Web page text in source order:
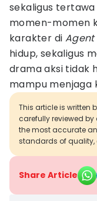
sekaligus
momen-momen
karakter di
hidup, sekaligus
drama aksi tidak
mampu menjaga
This article is written
carefully reviewed by
the most accurate
standards of quality,
Share Article